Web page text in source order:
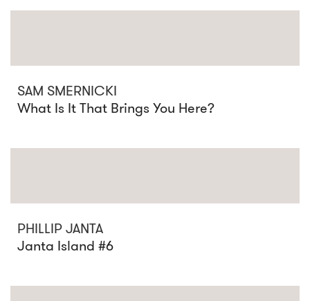
SAM SMERNICKI
What Is It That Brings You Here?
PHILLIP JANTA
Janta Island #6